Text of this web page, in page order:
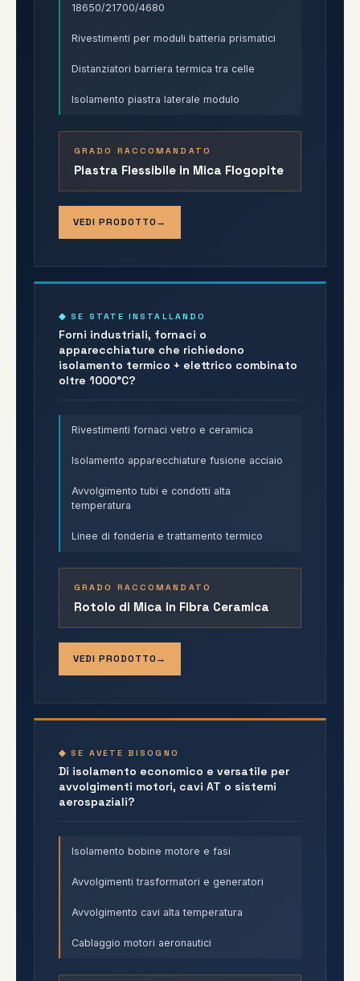
18650/21700/4680
Rivestimenti per moduli batteria prismatici
Distanziatori barriera termica tra celle
Isolamento piastra laterale modulo
GRADO RACCOMANDATO
Piastra Flessibile in Mica Flogopite
VEDI PRODOTTO
◆ SE STATE INSTALLANDO
Forni industriali, fornaci o
apparecchiature che richiedono
isolamento termico + elettrico combinato
oltre 1000°C?
Rivestimenti fornaci vetro e ceramica
Isolamento apparecchiature fusione acciaio
Avvolgimento tubi e condotti alta
temperatura
Linee di fonderia e trattamento termico
GRADO RACCOMANDATO
Rotolo di Mica in Fibra Ceramica
VEDI PRODOTTO
◆ SE AVETE BISOGNO
Di isolamento economico e versatile per
avvolgimenti motori, cavi AT o sistemi
aerospaziali?
Isolamento bobine motore e fasi
Avvolgimenti trasformatori e generatori
Avvolgimento cavi alta temperatura
Cablaggio motori aeronautici